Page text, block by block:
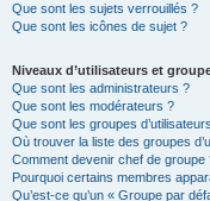
Que sont les sujets verrouillés ?
Que sont les icônes de sujet ?
Niveaux d’utilisateurs et
Que sont les administrateurs ?
Que sont les modérateurs ?
Que sont les groupes
Où trouver la liste des groupes
Comment devenir chef de groupe
Pourquoi certains membres
Qu’est-ce qu’un « Groupe par